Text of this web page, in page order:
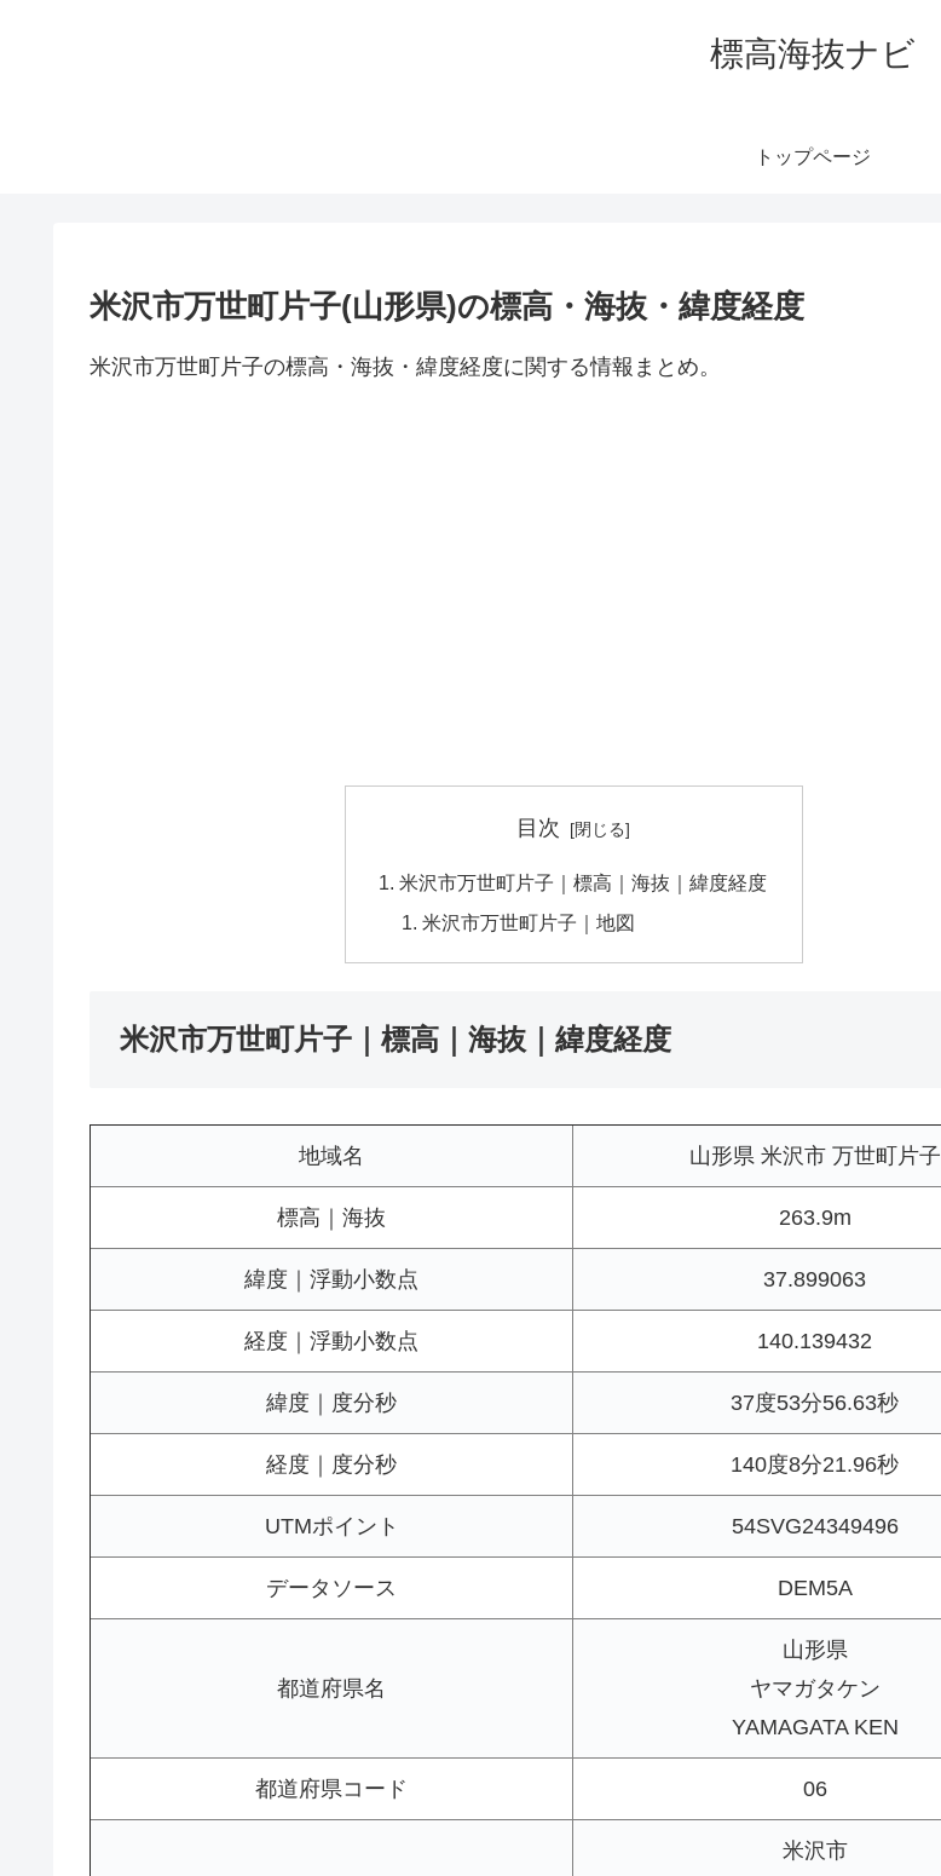
標高海抜ナビ
トップページ
米沢市万世町片子(山形県)の標高・海抜・緯度経度
米沢市万世町片子の標高・海抜・緯度経度に関する情報まとめ。
目次
米沢市万世町片子｜標高｜海抜｜緯度経度
米沢市万世町片子｜地図
米沢市万世町片子｜標高｜海抜｜緯度経度
地域名 山形県 米沢市 万世町片子
標高｜海抜 263.9m
緯度｜浮動小数点 37.899063
経度｜浮動小数点 140.139432
緯度｜度分秒 37度53分56.63秒
経度｜度分秒 140度8分21.96秒
UTMポイント 54SVG24349496
データソース DEM5A
都道府県名
山形県
ヤマガタケン
YAMAGATA KEN
都道府県コード 06
米沢市